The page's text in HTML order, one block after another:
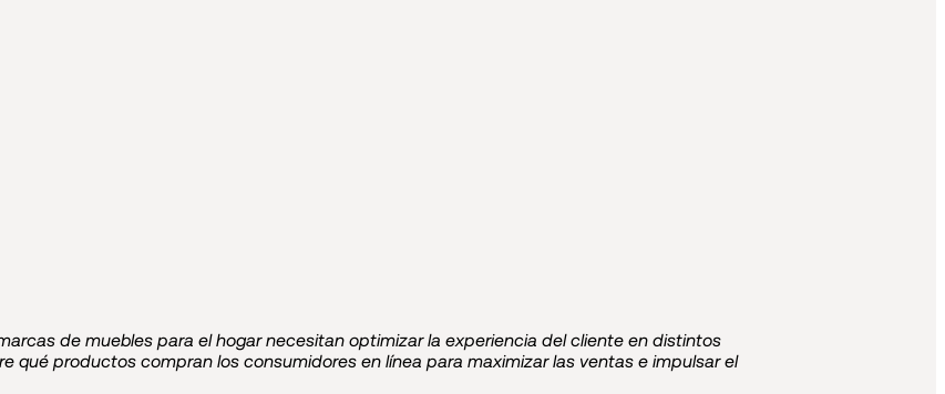
de muebles para el hogar necesitan optimizar la experiencia del cliente en distintos
qué productos compran los consumidores en línea para maximizar las ventas e impulsar el